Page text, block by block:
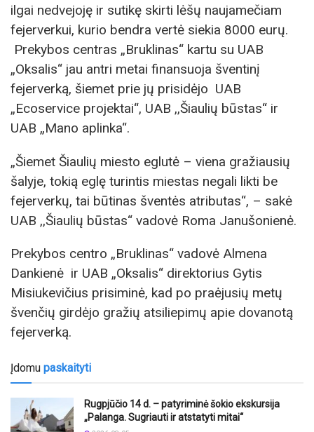
ilgai nedvejoję ir sutikę skirti lėšų naujamečiam
fejerverkui, kurio bendra vertė siekia 8000 eurų.
Prekybos centras „Bruklinas“ kartu su UAB
„Oksalis“ jau antri metai finansuoja šventinį
fejerverką, šiemet prie jų prisidėjo UAB
„Ecoservice projektai“, UAB ,,Šiaulių būstas“ ir
UAB „Mano aplinka“.
„Šiemet Šiaulių miesto eglutė – viena gražiausių
šalyje, tokią eglę turintis miestas negali likti be
fejerverkų, tai būtinas šventės atributas“, – sakė
UAB ,,Šiaulių būstas“ vadovė Roma Janušonienė.
Prekybos centro „Bruklinas“ vadovė Almena
Dankienė ir UAB „Oksalis“ direktorius Gytis
Misiukevičius prisiminė, kad po praėjusių metų
švenčių girdėjo gražių atsiliepimų apie dovanotą
fejerverką.
Įdomu paskaityti
Rugpjūčio 14 d. – patyriminė šokio ekskursija
„Palanga. Sugriauti ir atstatyti mitai“